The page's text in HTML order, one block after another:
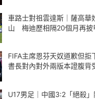
車路士對祖雲達斯｜薩高華
山 梅迪歷相隔20個月再披
FIFA主席恩芬天奴道歉但
書長對內對外兩版本證腹背
U17男足｜中國3:2「絕殺